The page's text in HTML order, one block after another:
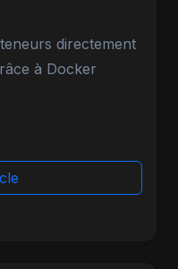
directement
à Docker